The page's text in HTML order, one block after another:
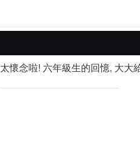
太懷念啦! 六年級生的回憶, 大大